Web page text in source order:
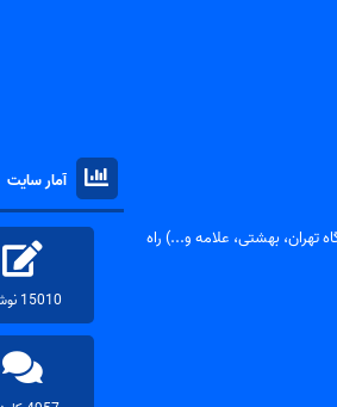
تهران، بهشتی، علامه و...) راه
آمار سایت
15010 نوشته